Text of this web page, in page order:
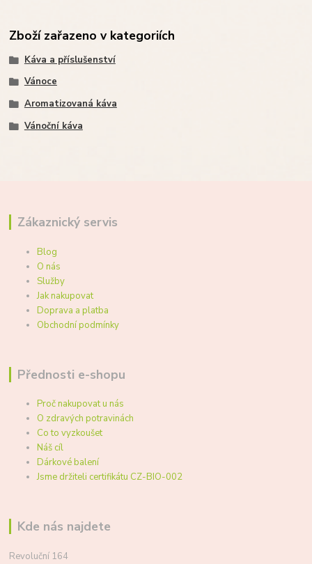
Zboží zařazeno v kategoriích
Káva a příslušenství
Vánoce
Aromatizovaná káva
Vánoční káva
Zákaznický servis
Blog
O nás
Služby
Jak nakupovat
Doprava a platba
Obchodní podmínky
Přednosti e-shopu
Proč nakupovat u nás
O zdravých potravinách
Co to vyzkoušet
Náš cíl
Dárkové balení
Jsme držiteli certifikátu CZ-BIO-002
Kde nás najdete
Revoluční 164